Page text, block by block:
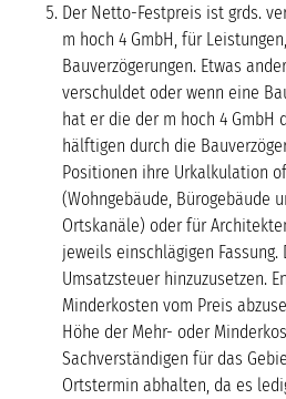
Der Netto-Festpreis ist grds.
m hoch 4 GmbH, für
Bauverzögerungen. Etwas
verschuldet oder wenn eine
hat er die der m hoch 4 GmbH
hälftigen durch die
Positionen ihre Urkalkulation
(Wohngebäude, Bürogebäude
Ortskanäle) oder für
jeweils einschlägigen
Umsatzsteuer hinzuzusetzen.
Minderkosten vom Preis
Höhe der Mehr- oder
Sachverständigen für das
Ortstermin abhalten, da es